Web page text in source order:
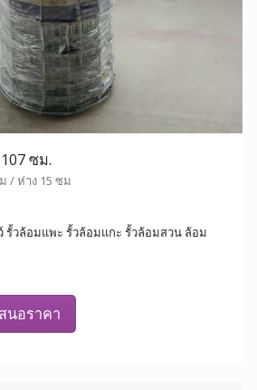
ซม.
/ ห่าง 15 ซม
รั้วล้อมแพะ รั้วล้อมแกะ รั้วล้อมสวน ล้อม
นอราคา